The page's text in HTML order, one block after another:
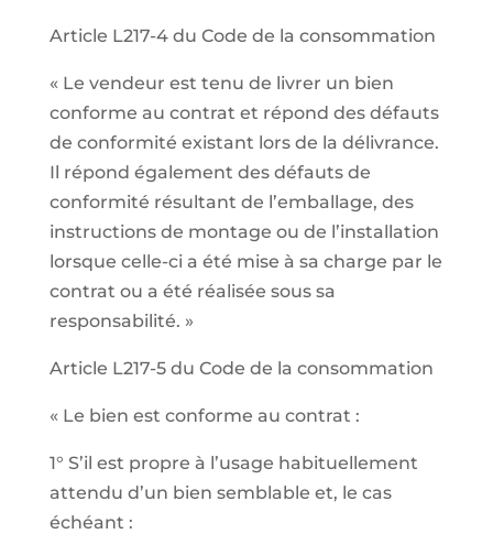
Article L217-4 du Code de la consommation
« Le vendeur est tenu de livrer un bien
conforme au contrat et répond des défauts
de conformité existant lors de la délivrance.
Il répond également des défauts de
conformité résultant de l’emballage, des
instructions de montage ou de l’installation
lorsque celle-ci a été mise à sa charge par le
contrat ou a été réalisée sous sa
responsabilité. »
Article L217-5 du Code de la consommation
« Le bien est conforme au contrat :
1° S’il est propre à l’usage habituellement
attendu d’un bien semblable et, le cas
échéant :